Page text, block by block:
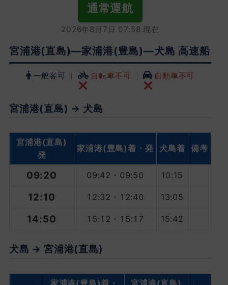
通常運航
2026年8月7日 07:58 現在
宮浦港(直島)―家浦港(豊島)―犬島 高速船
一般客可 ｜ 自転車不可 ｜ 自動車不可
宮浦港(直島) → 犬島
宮浦港(直島)
発
家浦港(豊島)着・発 犬島着 備考
09:20 09:42 ・ 09:50 10:15
12:10 12:32 ・ 12:40 13:05
14:50 15:12 ・ 15:17 15:42
犬島 → 宮浦港(直島)
家浦港(豊島)着・
宮浦港(直島)